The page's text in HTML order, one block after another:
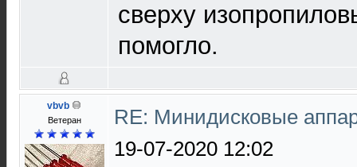
сверху
помогло.
vbvb
Ветеран
RE: Минидисковые
19-07-2020 12:02